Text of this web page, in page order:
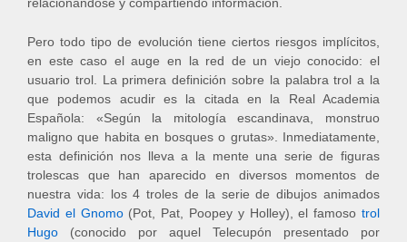
Pero todo tipo de evolución tiene ciertos riesgos implícitos,
en este caso el auge en la red de un viejo conocido: el
usuario trol. La primera definición sobre la palabra trol a la
que podemos acudir es la citada en la Real Academia
Española: «Según la mitología escandinava, monstruo
maligno que habita en bosques o grutas». Inmediatamente,
esta definición nos lleva a la mente una serie de figuras
trolescas que han aparecido en diversos momentos de
nuestra vida: los 4 troles de la serie de dibujos animados
David el Gnomo(Pot, Pat, Poopey y Holley), el famosotrol
Hugo (conocido por aquel Telecupón presentado por